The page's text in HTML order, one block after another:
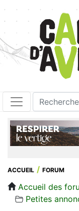
ACCUEIL FORUM
Accueil des
Petites